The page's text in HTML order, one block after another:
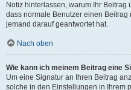
Notiz hinterlassen, warum Ihr
dass normale Benutzer einen
jemand darauf geantwortet hat.
Nach oben
Wie kann ich meinem Beitrag eine
Um eine Signatur an Ihren Beitrag
solche in den Einstellungen in Ihrem